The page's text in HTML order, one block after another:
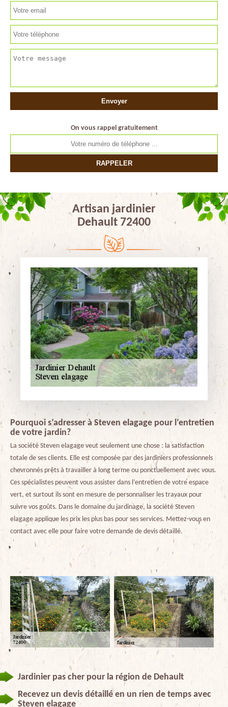
On vous rappel gratuitement
Artisan jardinier
Dehault 72400
Pourquoi s’adresser à Steven elagage pour l’entretien
de votre jardin?
La société Steven elagage veut seulement une chose : la satisfaction
totale de ses clients. Elle est composée par des jardiniers professionnels
chevronnés prêts à travailler à long terme ou ponctuellement avec vous.
Ces spécialistes peuvent vous assister dans l’entretien de votre espace
vert, et surtout ils sont en mesure de personnaliser les travaux pour
suivre vos goûts. Dans le domaine du jardinage, la société Steven
elagage applique les prix les plus bas pour ses services. Mettez-vous en
contact avec elle pour faire votre demande de devis détaillé.
Jardinier pas cher pour la région de Dehault
Recevez un devis détaillé en un rien de temps avec
Steven elagage